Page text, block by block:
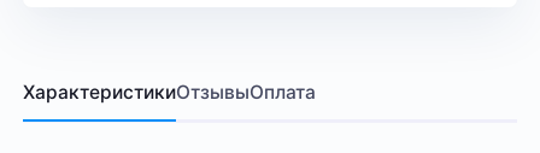
ХарактеристикиОтзывыОплата